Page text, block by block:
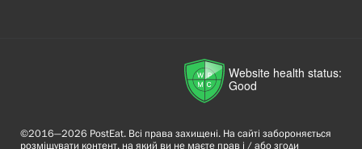
Website health status:
Good
©2016—2026 PostEat. Всі права захищені. На сайті забороняється
розміщувати контент, на який ви не маєте прав і / або згоди